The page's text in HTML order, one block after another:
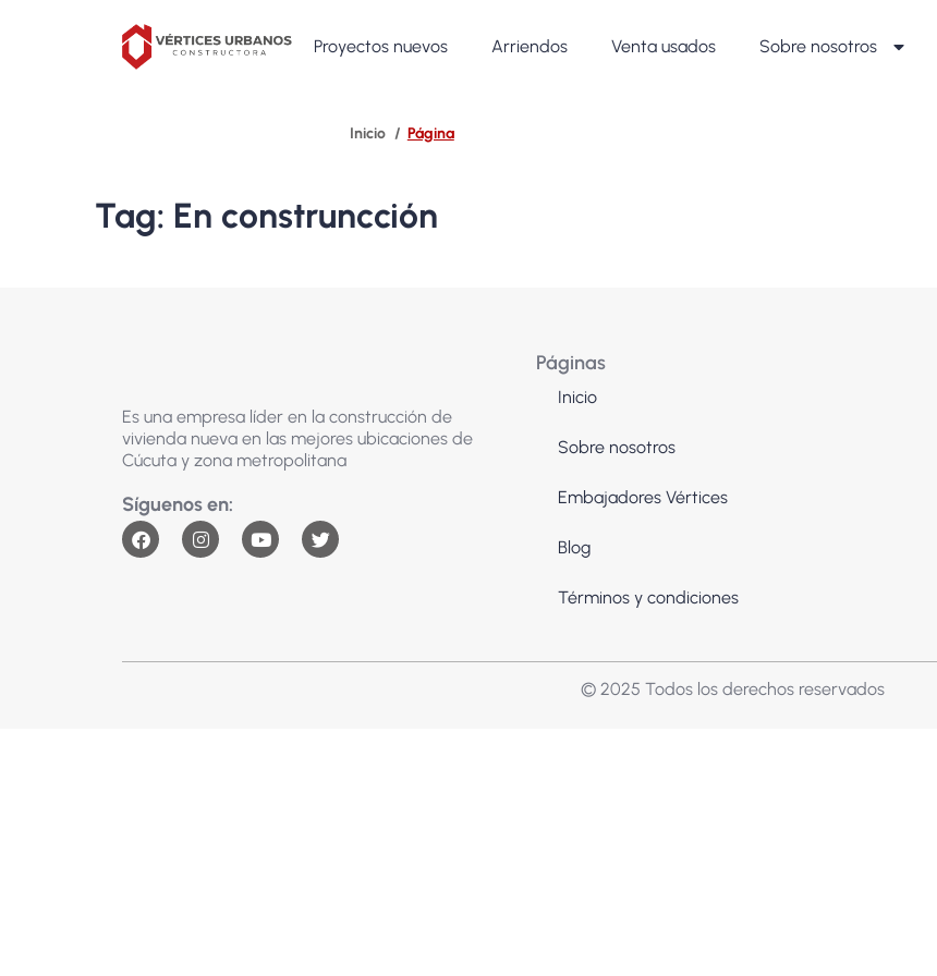
Proyectos nuevos Arriendos Venta usados Sobre nosotros
Página
Tag: En construncción
Es una empresa líder en la construcción de
vivienda nueva en las mejores ubicaciones de
Cúcuta y zona metropolitana
Páginas
Inicio
Sobre nosotros
Embajadores Vértices
Blog
Términos y condiciones
© 2025 Todos los derechos reservados